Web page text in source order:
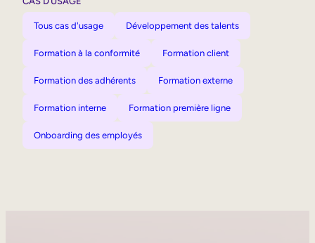
Tous cas d'usage Développement des talents
Formation à la conformité Formation client
Formation des adhérents Formation externe
Formation interne Formation première ligne
Onboarding des employés